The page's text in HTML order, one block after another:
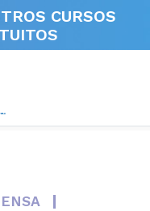
CURSOS